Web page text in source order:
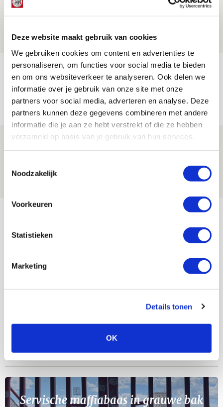
Deze website maakt gebruik van cookies
We gebruiken cookies om content en advertenties te
personaliseren, om functies voor social media te bieden
en om ons websiteverkeer te analyseren. Ook delen we
informatie over je gebruik van onze site met onze
partners voor social media, adverteren en analyse. Deze
partners kunnen deze gegevens combineren met andere
informatie die je aan ze hebt verstrekt of die ze hebben
verzameld op basis van je gebruik van hun services.
Noodzakelijk
Voorkeuren
Statistieken
Marketing
Details tonen
OK
aanwinsten
NIEUWS
Volop enthousiasme in fotoverslag van
Europees treffen met Shelbourne
07 AUGUSTUS 2026 - 09:00
FOTOVERSLAG
Míchel niet blij met resultaat en spel
07 AUGUSTUS 2026 - 08:30
Bekijk meer
23
Selectiedag ballenjongens/-meiden
Geef Mij Maar Amsterdam
Blogs
Servische maffiabaas in grauwe bak